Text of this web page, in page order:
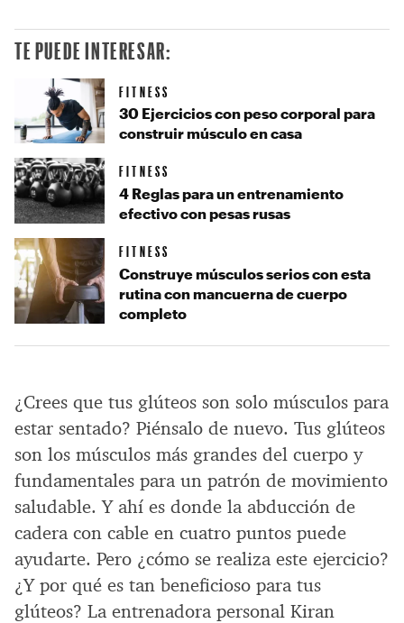
¿Crees que tus glúteos son solo músculos para
estar sentado? Piénsalo de nuevo. Tus glúteos
son los músculos más grandes del cuerpo y
fundamentales para un patrón de movimiento
saludable. Y ahí es donde la abducción de
cadera con cable en cuatro puntos puede
ayudarte. Pero ¿cómo se realiza este ejercicio?
¿Y por qué es tan beneficioso para tus
glúteos? La entrenadora personal Kiran
TE PUEDE INTERESAR:
FITNESS
30 Ejercicios con peso corporal para
construir músculo en casa
FITNESS
4 Reglas para un entrenamiento
efectivo con pesas rusas
FITNESS
Construye músculos serios con esta
rutina con mancuerna de cuerpo
completo